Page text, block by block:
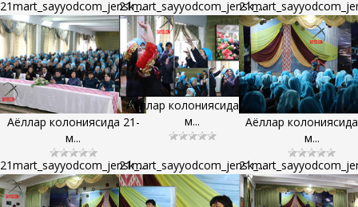
21mart_sayyodcom_jensk_...
Аёллар колониясида 21-
м...
21mart_sayyodcom_jensk_...
Аёллар колониясида 21-
м...
Аёллар
м...
21mart_sayyodcom_jensk_...21mart_sayyodcom_jensk_...